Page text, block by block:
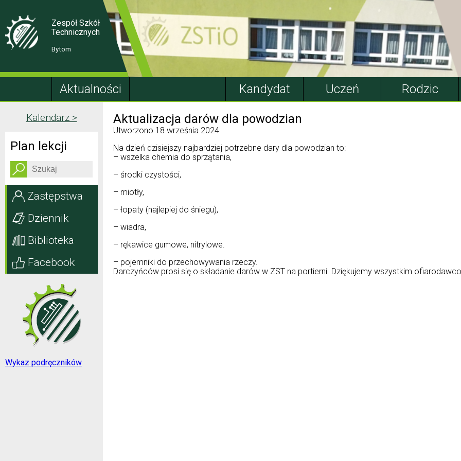
Content
navigation
Zespół Szkół
Technicznych
Bytom
Aktualności Kandydat Uczeń Rodzic
Kalendarz >
Plan lekcji
Zastępstwa
Dziennik
Biblioteka
Facebook
Wykaz podręczników
Aktualizacja darów dla powodzian
Utworzono 18 września 2024
Na dzień dzisiejszy najbardziej potrzebne dary dla powodzian to:
– wszelka chemia do sprzątania,
– środki czystości,
– miotły,
– łopaty (najlepiej do śniegu),
– wiadra,
– rękawice gumowe, nitrylowe.
– pojemniki do przechowywania rzeczy.
Darczyńców prosi się o składanie darów w ZST na portierni. Dziękujemy wszystkim